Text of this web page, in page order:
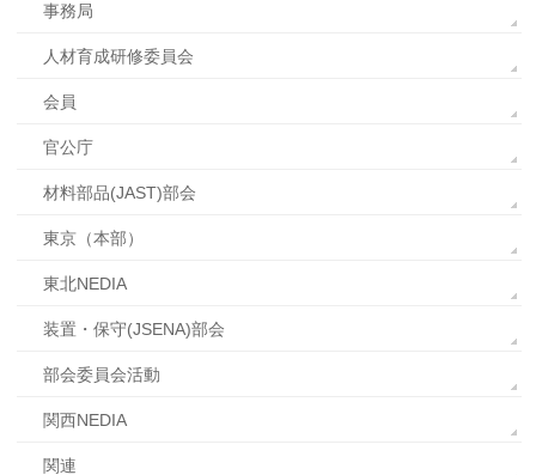
事務局
人材育成研修委員会
会員
官公庁
材料部品(JAST)部会
東京（本部）
東北NEDIA
装置・保守(JSENA)部会
部会委員会活動
関西NEDIA
関連